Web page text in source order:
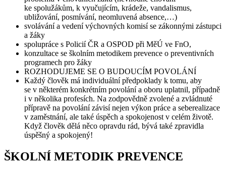
ke spolužákům, k vyučujícím, krádeže, vandalismus,
ubližování, posmívání, neomluvená absence,…)
svolávání a vedení výchovných komisí se zákonnými zástupci
a žáky
spolupráce s Policií ČR a OSPOD při MěÚ ve FnO,
konzultace se školním metodikem prevence o preventivních
programech pro žáky
ROZHODUJEME SE O BUDOUCÍM POVOLÁNÍ
Každý člověk má individuální předpoklady k tomu, aby
se v některém konkrétním povolání a oboru uplatnil, případně
i v několika profesích. Na zodpovědně zvolené a zvládnuté
přípravě na povolání závisí nejen výkon práce a seberealizace
v zaměstnání, ale také úspěch a spokojenost v celém životě.
Když člověk dělá něco opravdu rád, bývá také zpravidla
úspěšný a spokojený!
ŠKOLNÍ METODIK PREVENCE